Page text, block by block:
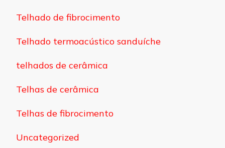
Telhado de fibrocimento
Telhado termoacústico sanduíche
telhados de cerâmica
Telhas de cerâmica
Telhas de fibrocimento
Uncategorized